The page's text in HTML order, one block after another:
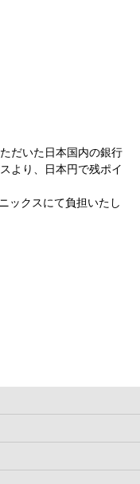
だいた日本国内の銀行
より、日本円で残ポイ
ックスにて負担いたし